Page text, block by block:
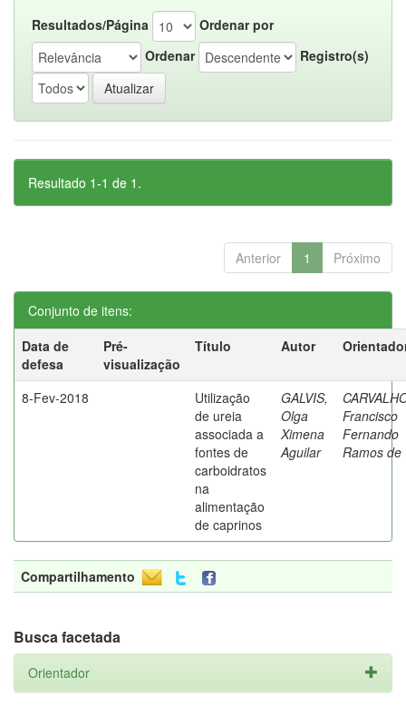
Resultados/Página
Ordenar por
Ordenar
Registro(s)
Resultado 1-1 de 1.
Anterior 1 Próximo
Conjunto de itens:
Data de
defesa
Pré-
visualização
Título Autor
8-Fev-2018
Utilização
de ureia
associada a
fontes de
carboidratos
na
alimentação
de caprinos
GALVIS,
Olga
Ximena
Aguilar
Francisco
Fernando
Ramos de
Compartilhamento
Busca facetada
Orientador